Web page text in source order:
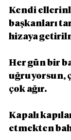
Kendi
başkanları
hizaya
Her gün bir
uğruyorsun,
çok ağır.
Kapalı
etmekten